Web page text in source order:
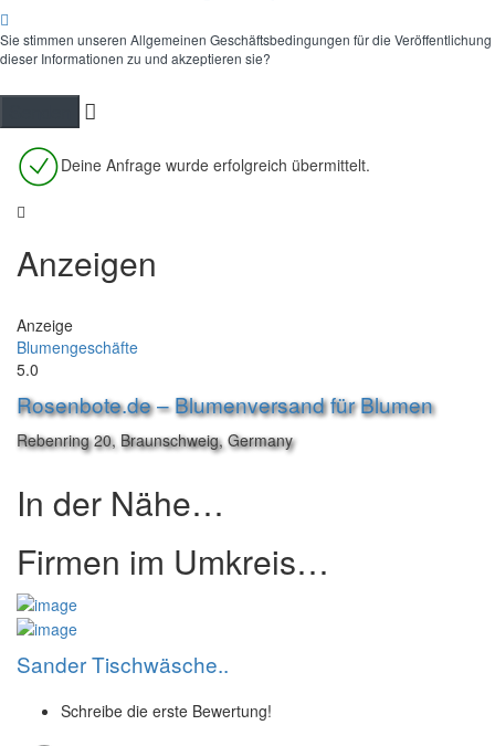
Sie stimmen unseren Allgemeinen Geschäftsbedingungen für die Veröffentlichung
dieser Informationen zu und akzeptieren sie?
Deine Anfrage wurde erfolgreich übermittelt.
Anzeigen
Anzeige
Blumengeschäfte
5.0
Rosenbote.de – Blumenversand für Blumen
Rebenring 20, Braunschweig, Germany
In der Nähe…
Firmen im Umkreis…
Sander Tischwäsche..
Schreibe die erste Bewertung!